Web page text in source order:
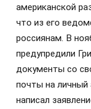
американской
что из его
россиянам. В
предупредили
документы со
почты на личный
написал